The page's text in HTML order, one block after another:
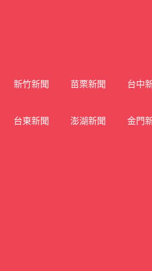
新竹新聞 苗栗新聞 台中
台東新聞 澎湖新聞 金門